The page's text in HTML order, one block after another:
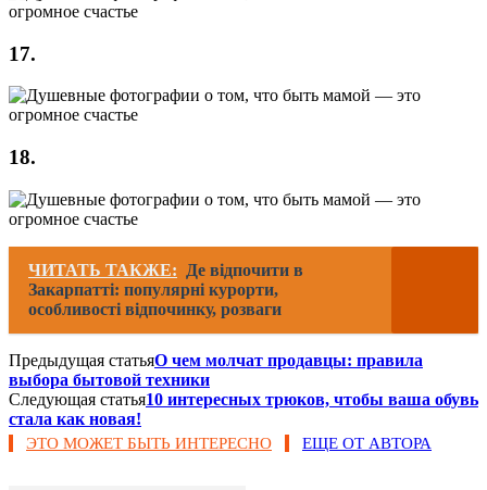
17.
18.
ЧИТАТЬ ТАКЖЕ:
Де відпочити в
Закарпатті: популярні курорти,
особливості відпочинку, розваги
Предыдущая статьяО чем молчат продавцы: правила
выбора бытовой техники
Следующая статья10 интересных трюков, чтобы ваша обувь
стала как новая!
ЭТО МОЖЕТ БЫТЬ ИНТЕРЕСНО ЕЩЕ ОТ АВТОРА